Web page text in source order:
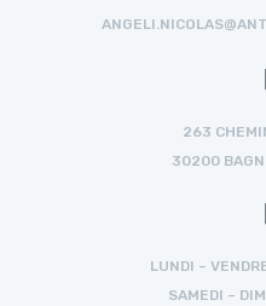
263
30200
LUNDI –
SAMEDI –